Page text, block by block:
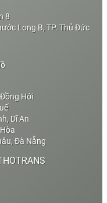
8
Long B, TP. Thủ Đức
Hới
Dĩ An
Đà Nẵng